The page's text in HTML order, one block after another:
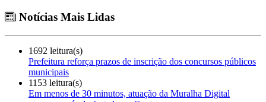
Notícias Mais Lidas
1692 leitura(s)
Prefeitura reforça prazos de inscrição dos concursos públicos
municipais
1153 leitura(s)
Em menos de 30 minutos, atuação da Muralha Digital